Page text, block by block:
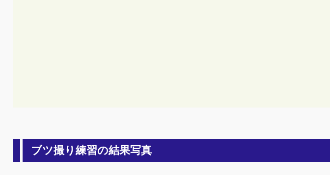
ブツ撮り練習の結果写真